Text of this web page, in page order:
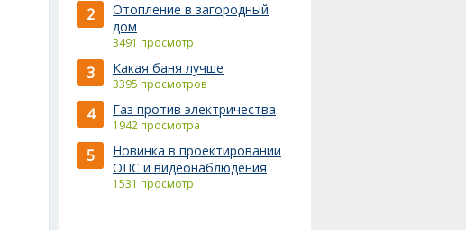
2
Отопление в загородный
дом
3491 просмотр
3 Какая баня лучше
3395 просмотров
4 Газ против электричества
1942 просмотра
5
Новинка в проектировании
ОПС и видеонаблюдения
1531 просмотр